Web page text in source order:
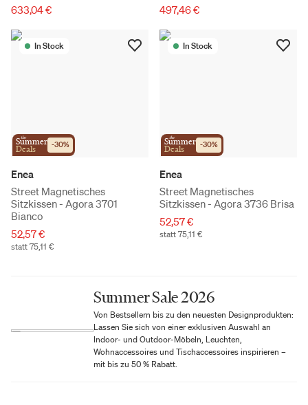
633,04 €
497,46 €
In Stock
the
Summer
Deals -30%
Enea
Street Magnetisches
Sitzkissen - Agora 3701
Bianco
52,57 €
statt 75,11 €
In Stock
the
Summer
Deals -30%
Enea
Street Magnetisches
Sitzkissen - Agora 3736 Brisa
52,57 €
statt 75,11 €
Summer Sale 2026
Von Bestsellern bis zu den neuesten Designprodukten:
Lassen Sie sich von einer exklusiven Auswahl an
Indoor- und Outdoor-Möbeln, Leuchten,
Wohnaccessoires und Tischaccessoires inspirieren –
mit bis zu 50 % Rabatt.